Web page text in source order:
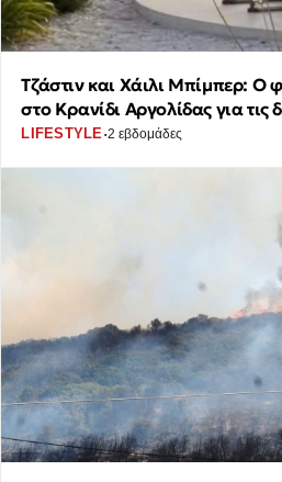
Τζάστιν και Χάιλι Μπίμπερ: Ο
στο Κρανίδι Αργολίδας για τις
LIFESTYLE·2 εβδομάδες